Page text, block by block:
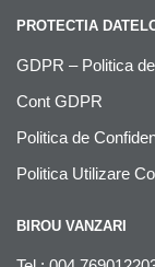
PROTECTIA
GDPR – Politica
Cont GDPR
Politica de
Politica Utilizare
BIROU VANZARI